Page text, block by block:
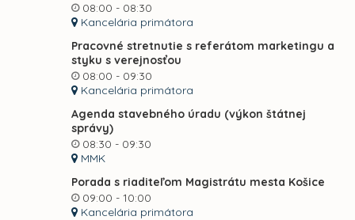
08:00 - 08:30
Kancelária primátora
Pracovné stretnutie s referátom marketingu a
styku s verejnosťou
08:00 - 09:30
Kancelária primátora
Agenda stavebného úradu (výkon štátnej
správy)
08:30 - 09:30
MMK
Porada s riaditeľom Magistrátu mesta Košice
09:00 - 10:00
Kancelária primátora